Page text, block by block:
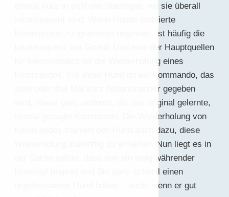
einmal kurz in sich und überlegen, wo sie überall
inkonsequent sind. Wenn Hunde etablierte
Kommandos zu ignorieren beginnen, ist häufig die
Inkonsequenz der Grund. Und eine der Hauptquellen
für Inkonsequenz ist die Wiederholung eines
Kommandos. Für Ihren Hund ist ein Kommando, das
zwei oder drei Mal kurz hintereinander gegeben
wird, etwas ganz anderes, als das original gelernte,
einmal gesagte Kommando. Die Wiederholung von
Kommandos trainiert den Hund auch dazu, diese
Wiederholung zukünftig zu erwarten. Nun liegt es in
der Sache selber, dass nun ein ewig währender
Kreislauf beginnt und Sie ganz schnell einen
ungehorsamen Hund haben – auch, wenn er gut